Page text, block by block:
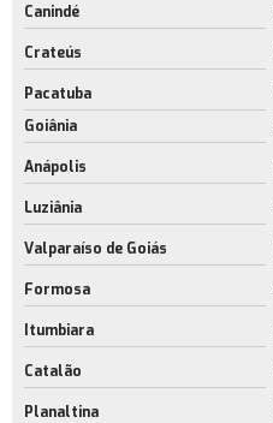
Canindé
Crateús
Pacatuba
Goiânia
Anápolis
Luziânia
Valparaíso de Goiás
Formosa
Itumbiara
Catalão
Planaltina